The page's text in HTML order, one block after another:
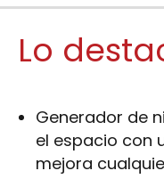
Lo
Generador de
el espacio con
mejora